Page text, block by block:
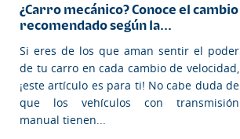
¿Carro mecánico? Conoce el cambio
recomendado según la...
Si eres de los que aman sentir el poder
de tu carro en cada cambio de velocidad,
¡este artículo es para ti! No cabe duda de
que los vehículos con transmisión
manual tienen...